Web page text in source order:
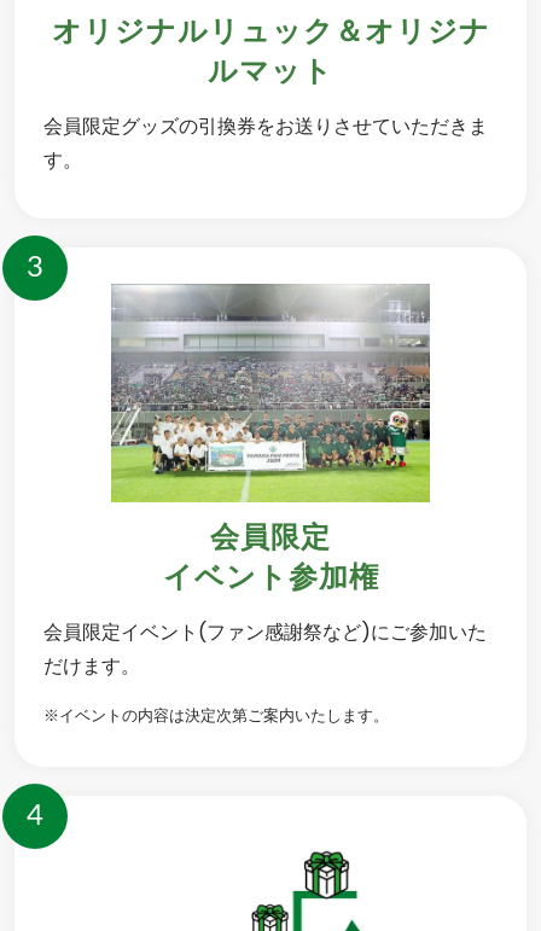
オリジナルリュック＆オリジナ
ルマット
会員限定グッズの引換券をお送りさせていただきま
す。
3
会員限定
イベント参加権
会員限定イベント(ファン感謝祭など)にご参加いた
だけます。
※イベントの内容は決定次第ご案内いたします。
4